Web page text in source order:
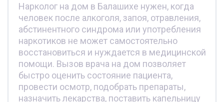
Нарколог на дом в Балашихе нужен, когда
человек после алкоголя, запоя, отравления,
абстинентного синдрома или употребления
наркотиков не может самостоятельно
восстановиться и нуждается в медицинской
помощи. Вызов врача на дом позволяет
быстро оценить состояние пациента,
провести осмотр, подобрать препараты,
назначить лекарства, поставить капельницу